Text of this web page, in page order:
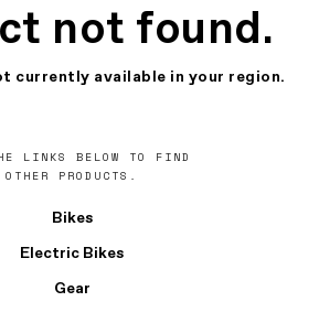
not found.
currently available in your region.
LINKS BELOW TO FIND
OTHER PRODUCTS.
Bikes
Electric Bikes
Gear